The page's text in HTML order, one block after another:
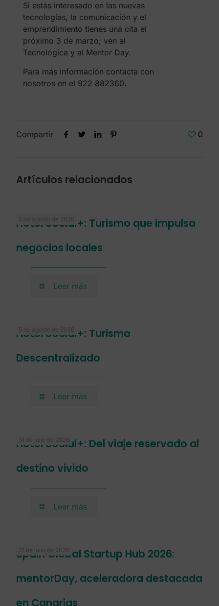
Si estás interesado en las nuevas
tecnologías, la comunicación y el
emprendimiento tienes una cita el
próximo 3 de marzo; ven al
Tecnológica y al Mentor Day.
Para más información contacta con
nosotros en el 922 882360.
Compartir 0
Artículos relacionados
5 de agosto de 2026
Hotel Social+: Turismo que impulsa
negocios locales
Leer más
5 de agosto de 2026
Hotel Social+: Turismo
Descentralizado
Leer más
31 de julio de 2026
Hotel Social+: Del viaje reservado al
destino vivido
Leer más
31 de julio de 2026
Spain Global Startup Hub 2026:
mentorDay, aceleradora destacada
en Canarias